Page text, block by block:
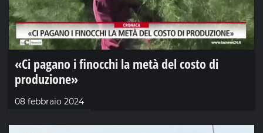
«Ci pagano i finocchi la metà del costo di
produzione»
08 febbraio 2024